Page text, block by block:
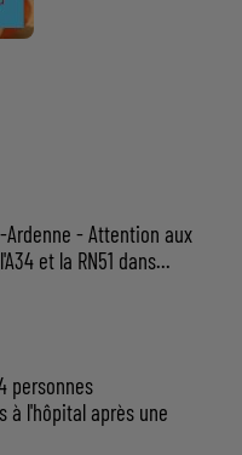
Ardenne - Attention aux
et la RN51 dans...
personnes
à l'hôpital après une